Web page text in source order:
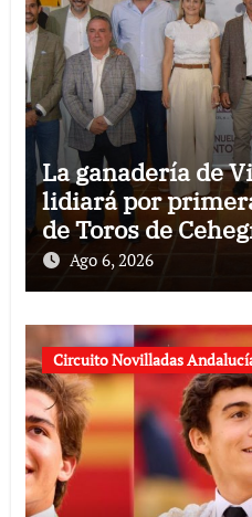
La ganadería de
lidiará por
de Toros de
conmemorativa
aniversario
Ago 6, 2026
Circuito Novilladas